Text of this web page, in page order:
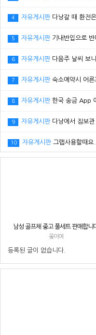
4 자유게시판 다낭갈 때 환전
5 자유게시판 기내반입으로
6 자유게시판 다음주 날씨 보
7 자유게시판 숙소예약시 어
8 자유게시판 한국 송금 App
9 자유게시판 다낭에서 짐보
10 자유게시판 그랩사용할때요
남성 골프채 중고 풀세트 판매합니
꽃이여
등록된 글이 없습니다.